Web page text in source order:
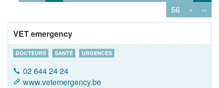
56
› ››
VET emergency
DOCTEURS SANTÉ URGENCES
02 644 24 24
www.vetemergency.be